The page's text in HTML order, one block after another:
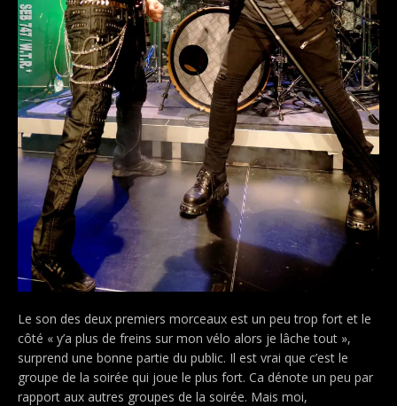
Le son des deux premiers morceaux est un peu trop fort et le
côté « y’a plus de freins sur mon vélo alors je lâche tout »,
surprend une bonne partie du public. Il est vrai que c’est le
groupe de la soirée qui joue le plus fort. Ca dénote un peu par
rapport aux autres groupes de la soirée. Mais moi,